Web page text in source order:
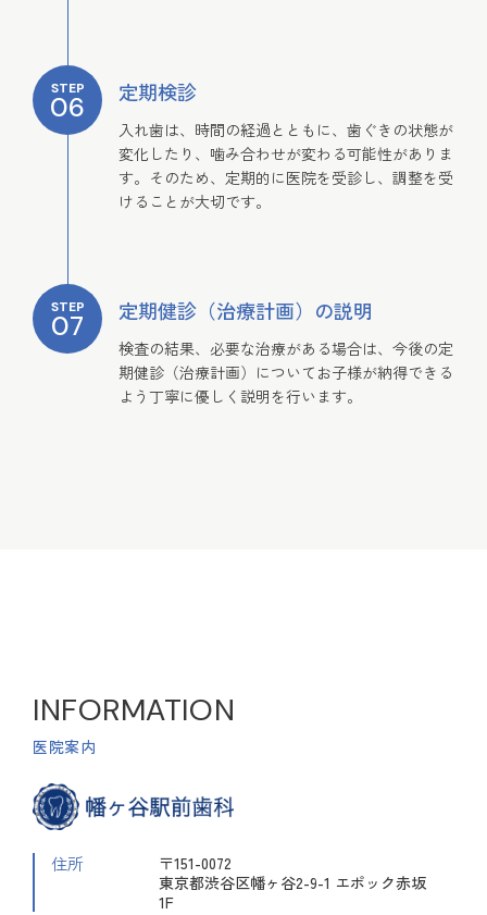
STEP
06 定期検診
入れ歯は、時間の経過とともに、歯ぐきの状態が
変化したり、噛み合わせが変わる可能性がありま
す。そのため、定期的に医院を受診し、調整を受
けることが大切です。
STEP
07 定期健診（治療計画）の説明
検査の結果、必要な治療がある場合は、今後の定
期健診（治療計画）についてお子様が納得できる
よう丁寧に優しく説明を行います。
INFORMATION
医院案内
住所
〒151-0072
東京都渋谷区幡ヶ谷2-9-1 エポック赤坂
1F